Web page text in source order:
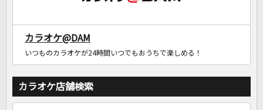
カラオケ@DAM
いつものカラオケが24時間いつでもおうちで楽しめる！
カラオケ店舗検索